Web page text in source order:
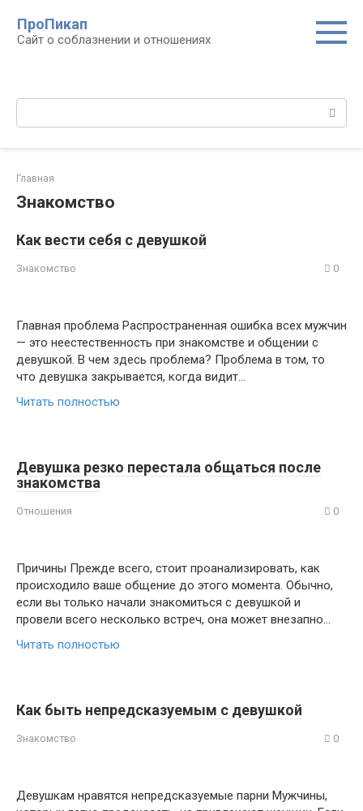
контенту
ПроПикап
Сайт о соблазнении и отношениях
Главная
Знакомство
Как вести себя с девушкой
Знакомство 0
Главная проблема Распространенная ошибка всех мужчин
— это неестественность при знакомстве и общении с
девушкой. В чем здесь проблема? Проблема в том, то
что девушка закрывается, когда видит…
Читать полностью
Девушка резко перестала общаться после
знакомства
Отношения 0
Причины Прежде всего, стоит проанализировать, как
происходило ваше общение до этого момента. Обычно,
если вы только начали знакомиться с девушкой и
провели всего несколько встреч, она может внезапно…
Читать полностью
Как быть непредсказуемым с девушкой
Знакомство 0
Девушкам нравятся непредсказуемые парни Мужчины,